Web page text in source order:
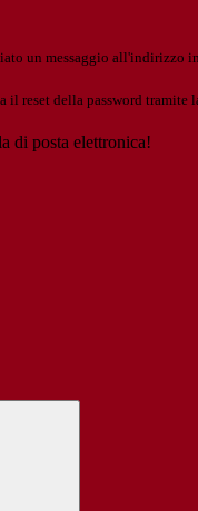
un messaggio all'indirizzo
il reset della password tramite
di posta elettronica!